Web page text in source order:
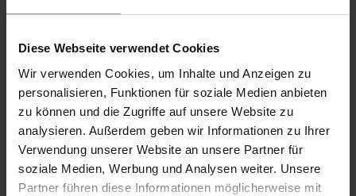
Diese Webseite verwendet Cookies
Wir verwenden Cookies, um Inhalte und Anzeigen zu
personalisieren, Funktionen für soziale Medien anbieten
zu können und die Zugriffe auf unsere Website zu
analysieren. Außerdem geben wir Informationen zu Ihrer
Verwendung unserer Website an unsere Partner für
soziale Medien, Werbung und Analysen weiter. Unsere
Partner führen diese Informationen möglicherweise mit
Spotter GPS Watch Explorer – Kinder GPS-Uhr mit SOS-Taste
104,95
Ursprünglicher
Preis
€ 89,95
Preis
Jetzt bestellen